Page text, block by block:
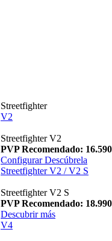
Streetfighter
V2
Streetfighter V2
PVP Recomendado:
Configurar Descúbrela
Streetfighter V2 / V2 S
Streetfighter V2 S
PVP Recomendado:
Descubrir más
V4